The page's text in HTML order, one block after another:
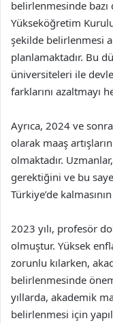
belirlenmesinde
Yükseköğretim
şekilde belirlenmesi
planlamaktadır. Bu
üniversiteleri ile
farklarını azaltmayı
Ayrıca, 2024 ve
olarak maaş
olmaktadır.
gerektiğini ve bu
Türkiye’de
2023 yılı, profesör
olmuştur. Yüksek
zorunlu kılarken,
belirlenmesinde
yıllarda, akademik
belirlenmesi için